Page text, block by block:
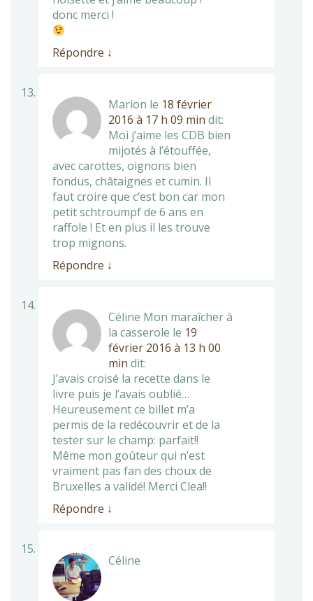
donc merci !
Répondre ↓
Marion le 18 février
2016 à 17 h 09 min dit:
Moi j’aime les CDB bien
mijotés à l’étouffée,
avec carottes, oignons bien
fondus, châtaignes et cumin. Il
faut croire que c’est bon car mon
petit schtroumpf de 6 ans en
raffole ! Et en plus il les trouve
trop mignons.
Répondre ↓
Céline Mon maraîcher à
la casserole le 19
février 2016 à 13 h 00
min dit:
J’avais croisé la recette dans le
livre puis je l’avais oublié…
Heureusement ce billet m’a
permis de la redécouvrir et de la
tester sur le champ: parfait!!
Même mon goûteur qui n’est
vraiment pas fan des choux de
Bruxelles a validé! Merci Clea!!
Répondre ↓
Céline